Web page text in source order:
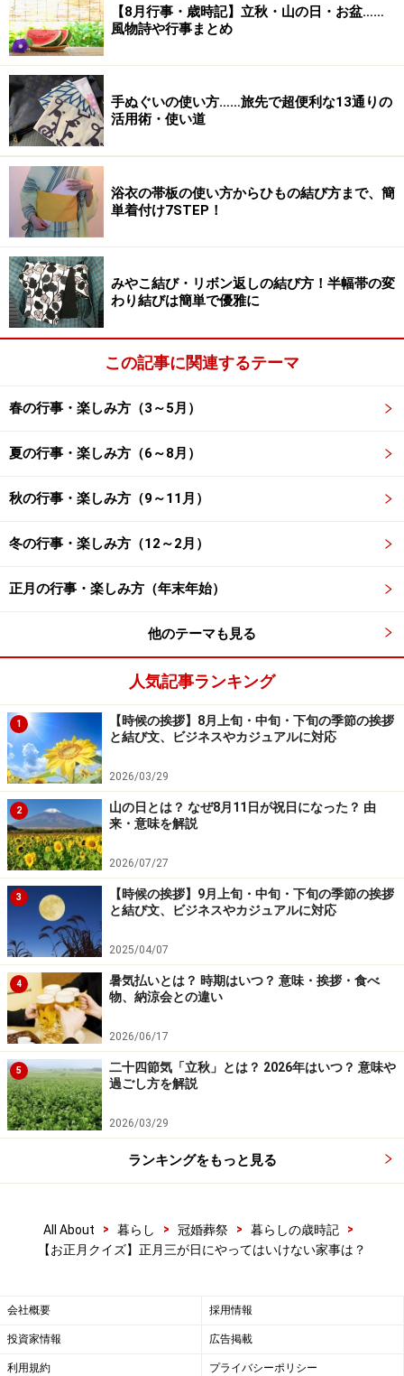
ら。刃物を使わないで過ごせると、その年は怪我をしな
いと言われているから）
・喧嘩をしてはいけない
ら）
・お金を使ってはいけない（年初に浪費をするとお金が
貯まらない年になるから。お賽銭やお年玉は別）
などの言い伝えがあります。
家事関連のNGが多いのは、忙しい主婦を休ませるという
意味もあるようです。
【おすすめ記事】
・【お正月クイズ】正月飾りはいつからいつまで飾る？
【お正月クイズ】伊達巻の右巻き・左巻き、縁起が良
・【お正月クイズ】「初夢」は、いつ見る夢のこと?
・【お正月クイズ】鏡開きの日はいつ？
【8月行事・歳時記】立秋・山の日・お盆……
風物詩や行事まとめ
手ぬぐいの使い方……旅先で超便利な13通りの
活用術・使い道
浴衣の帯板の使い方からひもの結び方まで、簡
単着付け7STEP！
みやこ結び・リボン返しの結び方！半幅帯の変
わり結びは簡単で優雅に
この記事に関連するテーマ
春の行事・楽しみ方（3～5月）
夏の行事・楽しみ方（6～8月）
秋の行事・楽しみ方（9～11月）
冬の行事・楽しみ方（12～2月）
正月の行事・楽しみ方（年末年始）
他のテーマも見る
人気記事ランキング
1
【時候の挨拶】8月上旬・中旬・下旬の季節の挨拶
と結び文、ビジネスやカジュアルに対応
2026/03/29
2
山の日とは？ なぜ8月11日が祝日になった？ 由
来・意味を解説
2026/07/27
3
【時候の挨拶】9月上旬・中旬・下旬の季節の挨拶
と結び文、ビジネスやカジュアルに対応
2025/04/07
4
暑気払いとは？ 時期はいつ？ 意味・挨拶・食べ
物、納涼会との違い
2026/06/17
5
二十四節気「立秋」とは？ 2026年はいつ？ 意味や
過ごし方を解説
2026/03/29
ランキングをもっと見る
All About > 暮らし > 冠婚葬祭 > 暮らしの歳時記
>
【お正月クイズ】正月三が日にやってはいけない家事は？
会社概要 採用情報
投資家情報 広告掲載
利用規約 プライバシーポリシー